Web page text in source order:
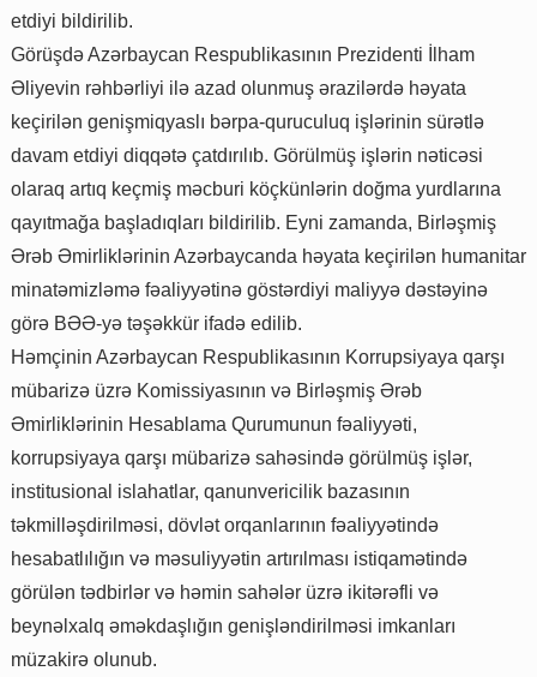
etdiyi bildirilib.
Görüşdə Azərbaycan Respublikasının Prezidenti İlham
Əliyevin rəhbərliyi ilə azad olunmuş ərazilərdə həyata
keçirilən genişmiqyaslı bərpa-quruculuq işlərinin sürətlə
davam etdiyi diqqətə çatdırılıb. Görülmüş işlərin nəticəsi
olaraq artıq keçmiş məcburi köçkünlərin doğma yurdlarına
qayıtmağa başladıqları bildirilib. Eyni zamanda, Birləşmiş
Ərəb Əmirliklərinin Azərbaycanda həyata keçirilən humanitar
minatəmizləmə fəaliyyətinə göstərdiyi maliyyə dəstəyinə
görə BƏƏ-yə təşəkkür ifadə edilib.
Həmçinin Azərbaycan Respublikasının Korrupsiyaya qarşı
mübarizə üzrə Komissiyasının və Birləşmiş Ərəb
Əmirliklərinin Hesablama Qurumunun fəaliyyəti,
korrupsiyaya qarşı mübarizə sahəsində görülmüş işlər,
institusional islahatlar, qanunvericilik bazasının
təkmilləşdirilməsi, dövlət orqanlarının fəaliyyətində
hesabatlılığın və məsuliyyətin artırılması istiqamətində
görülən tədbirlər və həmin sahələr üzrə ikitərəfli və
beynəlxalq əməkdaşlığın genişləndirilməsi imkanları
müzakirə olunub.